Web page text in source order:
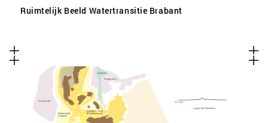
Ruimtelijk Beeld Watertransitie Brabant